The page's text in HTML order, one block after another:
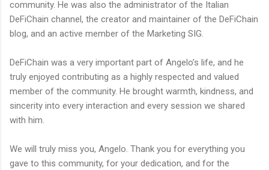
community. He was also the administrator of the Italian
DeFiChain channel, the creator and maintainer of the DeFiChain
blog, and an active member of the Marketing SIG.
DeFiChain was a very important part of Angelo’s life, and he
truly enjoyed contributing as a highly respected and valued
member of the community. He brought warmth, kindness, and
sincerity into every interaction and every session we shared
with him.
We will truly miss you, Angelo. Thank you for everything you
gave to this community, for your dedication, and for the